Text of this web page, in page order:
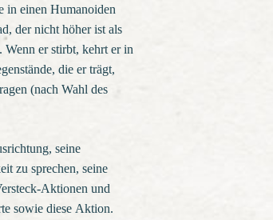
in einen Humanoiden
der nicht höher ist als
Wenn er stirbt, kehrt er in
die er trägt,
(nach Wahl des
seine
zu sprechen, seine
Aktionen und
sowie diese Aktion.